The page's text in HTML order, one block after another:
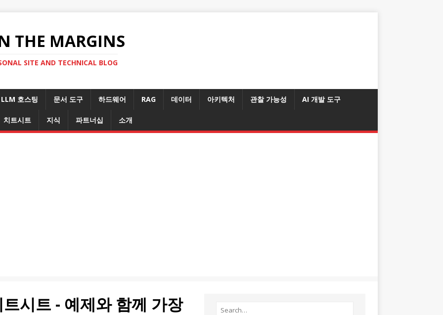
THE MARGINS
SITE AND TECHNICAL BLOG
LLM 호스팅 문서 도구 하드웨어 RAG 데이터 아키텍처 관찰 가능성 AI 개발 도구
치트시트 지식 파트너십 소개
시트 - 예제와 함께 가장